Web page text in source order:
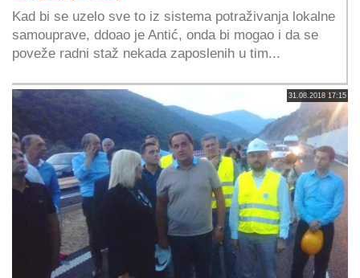
Kad bi se uzelo sve to iz sistema potraživanja lokalne
samouprave, ddoao je Antić, onda bi mogao i da se
poveže radni staž nekada zaposlenih u tim...
31.08.2018 17:15